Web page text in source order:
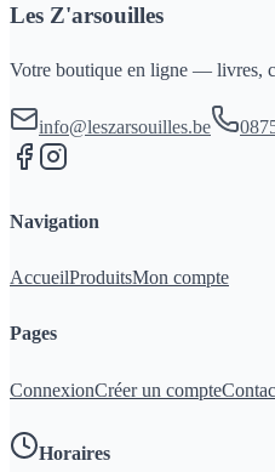
Les Z'arsouilles
Votre boutique en ligne — livres,
info@leszarsouilles.be
Navigation
AccueilProduitsMon compte
Pages
ConnexionCréer un compte
Horaires